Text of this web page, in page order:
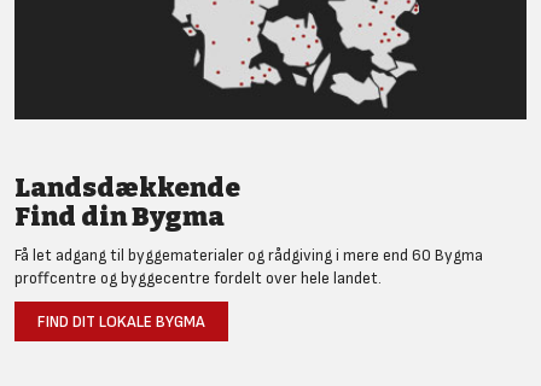
Landsdækkende
Find din Bygma
Få let adgang til byggematerialer og rådgiving i mere end 60 Bygma
proffcentre og byggecentre fordelt over hele landet.
FIND DIT LOKALE BYGMA